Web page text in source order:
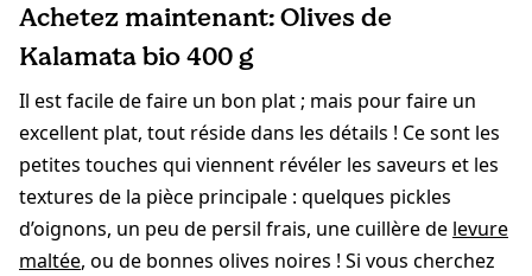
Achetez maintenant: Olives de
Kalamata bio 400 g
Il est facile de faire un bon plat ; mais pour faire un
excellent plat, tout réside dans les détails ! Ce sont les
petites touches qui viennent révéler les saveurs et les
textures de la pièce principale : quelques pickles
d’oignons, un peu de persil frais, une cuillère de levure
maltée, ou de bonnes olives noires ! Si vous cherchez